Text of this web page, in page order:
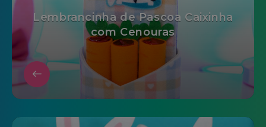
Lembrancinha de Pascoa Caixinha
com Cenouras